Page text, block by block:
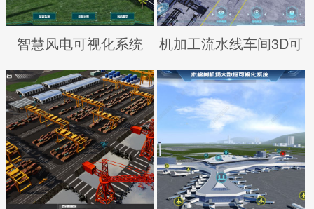
智慧风电可视化系统
机加工流水线车间3D可
视化